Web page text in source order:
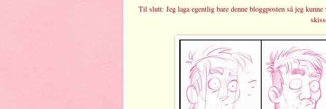
Til slutt: Jeg laga egentlig bare denne bloggposten så jeg